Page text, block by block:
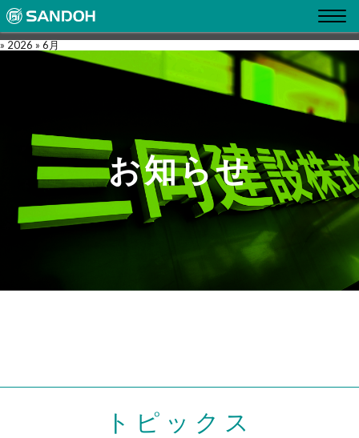
» 2026 » 6月
お知らせ
トピックス